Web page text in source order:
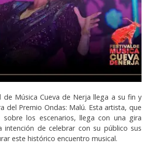
de Música Cueva de Nerja llega a su fin y
del Premio Ondas: Malú. Esta artista, que
los escenarios, llega con una gira
intención de celebrar con su público sus
este histórico encuentro musical.